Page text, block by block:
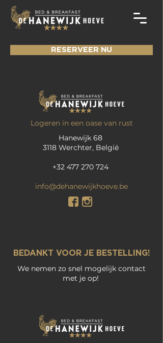
RESERVEER NU
Logeren in een oase van rust
Hanewijk 68
3118 Werchter, België
+32 477 270 724
info@dehanewijkhoeve.be
BEDANKT VOOR JE BESTELLING!
We nemen zo snel mogelijk contact
met je op!